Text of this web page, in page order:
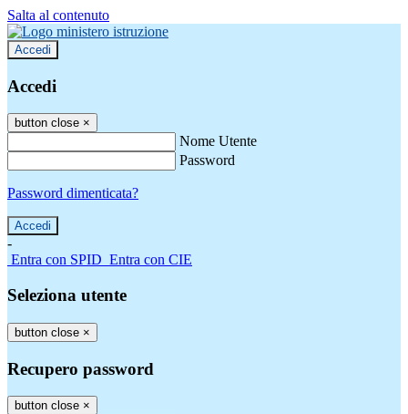
Salta al contenuto
Accedi
Accedi
button close ×
Nome Utente
Password
Password dimenticata?
-
Entra con SPID Entra con CIE
Seleziona utente
button close ×
Recupero password
button close ×